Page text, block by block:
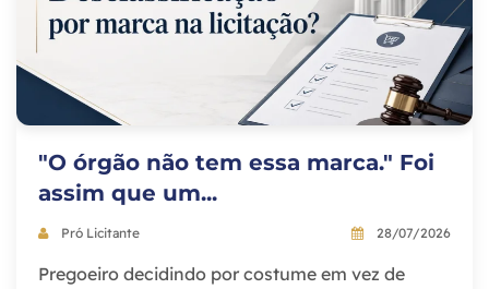
"O órgão não tem essa marca." Foi
assim que um...
Pró Licitante 28/07/2026
Pregoeiro decidindo por costume em vez de